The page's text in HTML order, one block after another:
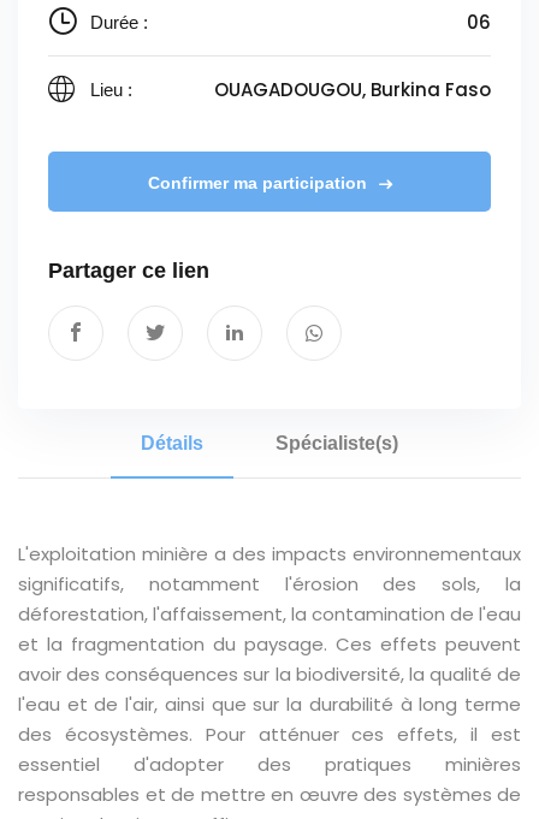
Durée : 06
Lieu : OUAGADOUGOU, Burkina Faso
Confirmer ma participation
Partager ce lien
Détails Spécialiste(s)
L'exploitation minière a des impacts environnementaux
significatifs, notamment l'érosion des sols, la
déforestation, l'affaissement, la contamination de l'eau
et la fragmentation du paysage. Ces effets peuvent
avoir des conséquences sur la biodiversité, la qualité de
l'eau et de l'air, ainsi que sur la durabilité à long terme
des écosystèmes. Pour atténuer ces effets, il est
essentiel d'adopter des pratiques minières
responsables et de mettre en œuvre des systèmes de